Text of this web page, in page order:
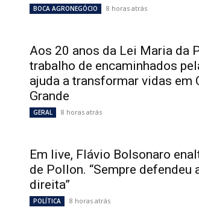
BOCA AGRONEGÓCIO 8 horas atrás
Aos 20 anos da Lei Maria da
trabalho de encaminhados
ajuda a transformar vidas em
Grande
GERAL 8 horas atrás
Em live, Flávio Bolsonaro
de Pollon. “Sempre defendeu
direita”
POLÍTICA 8 horas atrás